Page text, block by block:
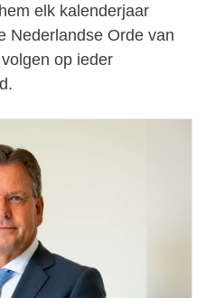
elk kalenderjaar
Nederlandse Orde van
op ieder